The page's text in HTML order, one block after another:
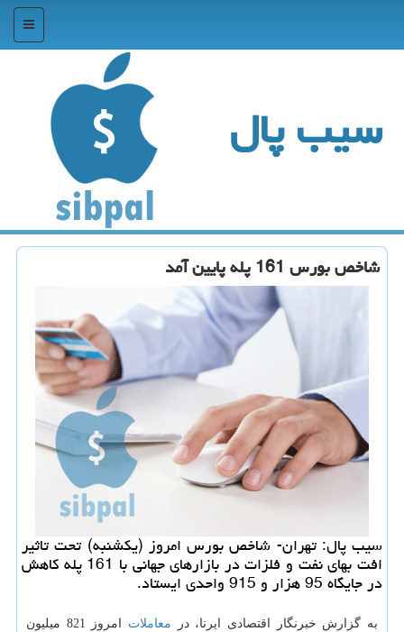
منو
سیب پال
شاخص بورس 161 پله پایین آمد
سیب پال: تهران- شاخص بورس امروز (یكشنبه) تحت تاثیر
افت بهای نفت و فلزات در بازارهای جهانی با 161 پله كاهش
در جایگاه 95 هزار و 915 واحدی ایستاد.
به گزارش خبرنگار اقتصادی ایرنا، در معاملات
امروز 821 میلیون